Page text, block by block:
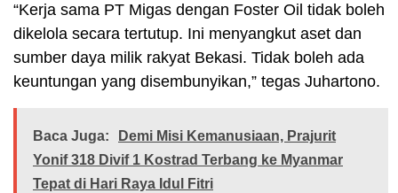
“Kerja sama PT Migas dengan Foster Oil tidak boleh
dikelola secara tertutup. Ini menyangkut aset dan
sumber daya milik rakyat Bekasi. Tidak boleh ada
keuntungan yang disembunyikan,” tegas Juhartono.
Baca Juga:
Demi Misi Kemanusiaan, Prajurit
Yonif 318 Divif 1 Kostrad Terbang ke Myanmar
Tepat di Hari Raya Idul Fitri